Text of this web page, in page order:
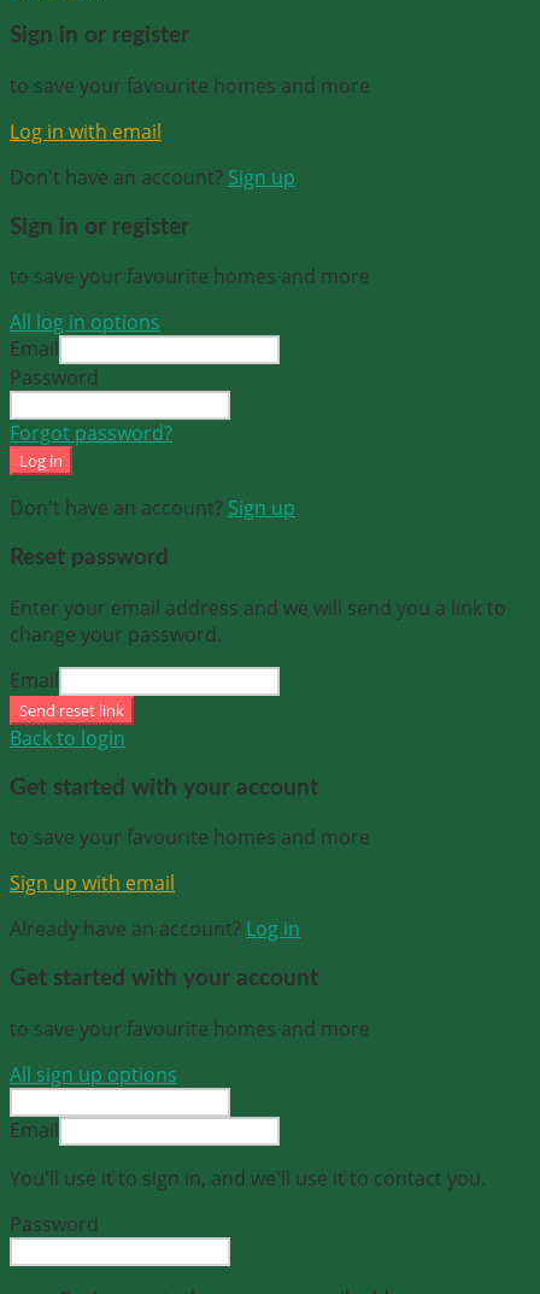
Sign in or register
to save your favourite homes and more
Log in with email
Don't have an account? Sign up
Sign in or register
to save your favourite homes and more
All log in options
Email
Password
Forgot password?
Log in
Don't have an account? Sign up
Reset password
Enter your email address and we will send you a link to
change your password.
Email
Send reset link
Back to login
Get started with your account
to save your favourite homes and more
Sign up with email
Already have an account? Log in
Get started with your account
to save your favourite homes and more
All sign up options
Email
You'll use it to sign in, and we'll use it to contact you.
Password